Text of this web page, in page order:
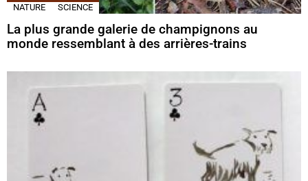
NATURE SCIENCE
La plus grande galerie de champignons au
monde ressemblant à des arrières-trains